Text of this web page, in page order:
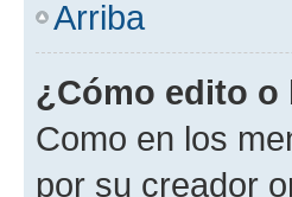
Arriba
¿Cómo edito o
Como en los
por su creador